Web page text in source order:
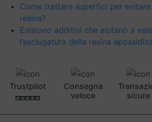
Come trattare superfici per evitare
resina?
Esistono additivi che aiutano a
l’asciugatura della resina
Trustpilot
Consegna
veloce
sicure